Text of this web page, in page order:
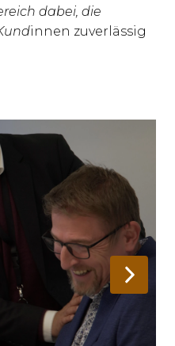
dabei, die
innen zuverlässig